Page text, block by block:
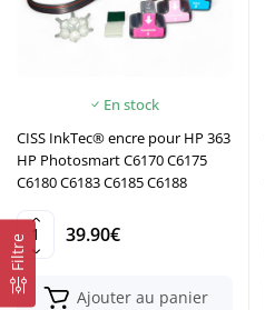
Filtre
En stock
CISS InkTec® encre pour HP 363
HP Photosmart C6170 C6175
C6180 C6183 C6185 C6188
39.90€
Ajouter au panier